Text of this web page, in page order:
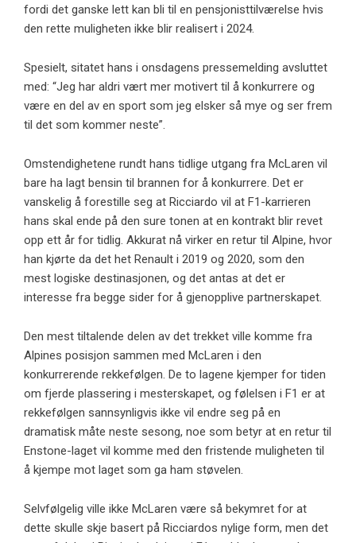
fordi det ganske lett kan bli til en pensjonisttilværelse hvis
den rette muligheten ikke blir realisert i 2024.
Spesielt, sitatet hans i onsdagens pressemelding avsluttet
med: “Jeg har aldri vært mer motivert til å konkurrere og
være en del av en sport som jeg elsker så mye og ser frem
til det som kommer neste”.
Omstendighetene rundt hans tidlige utgang fra McLaren vil
bare ha lagt bensin til brannen for å konkurrere. Det er
vanskelig å forestille seg at Ricciardo vil at F1-karrieren
hans skal ende på den sure tonen at en kontrakt blir revet
opp ett år for tidlig. Akkurat nå virker en retur til Alpine, hvor
han kjørte da det het Renault i 2019 og 2020, som den
mest logiske destinasjonen, og det antas at det er
interesse fra begge sider for å gjenopplive partnerskapet.
Den mest tiltalende delen av det trekket ville komme fra
Alpines posisjon sammen med McLaren i den
konkurrerende rekkefølgen. De to lagene kjemper for tiden
om fjerde plassering i mesterskapet, og følelsen i F1 er at
rekkefølgen sannsynligvis ikke vil endre seg på en
dramatisk måte neste sesong, noe som betyr at en retur til
Enstone-laget vil komme med den fristende muligheten til
å kjempe mot laget som ga ham støvelen.
Selvfølgelig ville ikke McLaren være så bekymret for at
dette skulle skje basert på Ricciardos nylige form, men det